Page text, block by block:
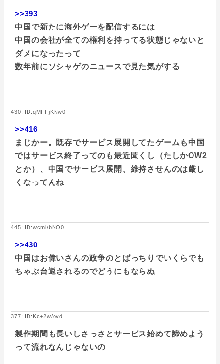
>>393
中国で新たに海外ゲーを配信するには
中国の会社が全ての権利を持ってる状態じゃないと
ダメになったって
数年前にソシャゲのニュースで見た気がする
430: ID:qMFFjKNw0
>>416
まじかー。既存でサービス展開してたゲームも中国
ではサービス終了ってのも最近聞くし（たしかOW2
とか）、中国でサービス展開、維持させんのは厳し
くなってんね
445: ID:wcml/bNO0
>>430
中国はお偉いさんの政争のとばっちりでいくらでも
ちゃぶ台返されるのでどうにもならぬ
377: ID:Kc+2w/ovd
製作期間も長いしさっさとサービス始めて諦めよう
って流れなんじゃないの